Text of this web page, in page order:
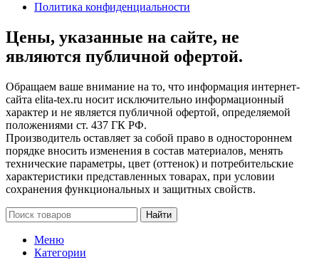
Политика конфиденциальности
Цены, указанные на сайте, не
являются публичной офертой.
Обращаем ваше внимание на то, что информация интернет-
сайта elita-tex.ru носит исключительно информационный
характер и не является публичной офертой, определяемой
положениями ст. 437 ГК РФ.
Производитель оставляет за собой право в одностороннем
порядке вносить изменения в состав материалов, менять
технические параметры, цвет (оттенок) и потребительские
характеристики представленных товарах, при условии
сохранения функциональных и защитных свойств.
Найти
Меню
Категории